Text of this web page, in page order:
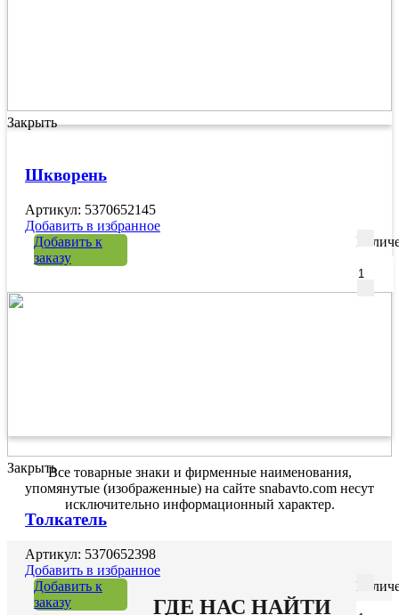
Закрыть
Шкворень
Артикул: 5370652145
Добавить в избранное
Добавить к
заказу
Закрыть
Толкатель
Артикул: 5370652398
Добавить в избранное
Добавить к
заказу
Все товарные знаки и фирменные наименования,
упомянутые (изображенные) на сайте snabavto.com несут
исключительно информационный характер.
ГДЕ НАС НАЙТИ